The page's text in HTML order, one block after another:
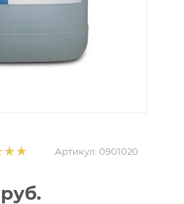
Артикул: 0901020
руб.